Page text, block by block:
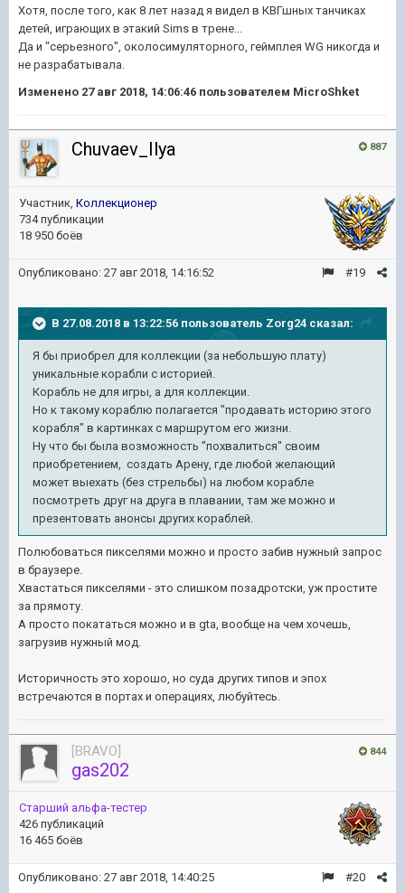
Хотя, после того, как 8 лет назад я видел в КВГшных танчиках
детей, играющих в этакий Sims в трене...
Да и "серьезного", околосимуляторного, геймплея WG никогда и
не разрабатывала.
Изменено 27 авг 2018, 14:06:46 пользователем MicroShket
887
Chuvaev_Ilya
Участник, Коллекционер
734 публикации
18 950 боёв
#19
Опубликовано: 27 авг 2018, 14:16:52
В 27.08.2018 в 13:22:56 пользователь Zorg24 сказал:
Я бы приобрел для коллекции (за небольшую плату)
уникальные корабли с историей.
Корабль не для игры, а для коллекции.
Но к такому кораблю полагается "продавать историю этого
корабля" в картинках с маршрутом его жизни.
Ну что бы была возможность "похвалиться" своим
приобретением, создать Арену, где любой желающий
может выехать (без стрельбы) на любом корабле
посмотреть друг на друга в плавании, там же можно и
презентовать анонсы других кораблей.
Полюбоваться пикселями можно и просто забив нужный запрос
в браузере.
Хвастаться пикселями - это слишком позадротски, уж простите
за прямоту.
А просто покататься можно и в gta, вообще на чем хочешь,
загрузив нужный мод.
Историчность это хорошо, но суда других типов и эпох
встречаются в портах и операциях, любуйтесь.
844
[BRAVO]
gas202
Старший альфа-тестер
426 публикаций
16 465 боёв
#20
Опубликовано: 27 авг 2018, 14:40:25